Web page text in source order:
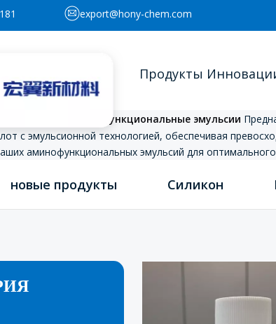
export@hony-chem.com
Продукты
класс аминофункциональные эмульсии
с эмульсионной технологией, обеспечивая
аминофункциональных эмульсий для
новые продукты Силикон